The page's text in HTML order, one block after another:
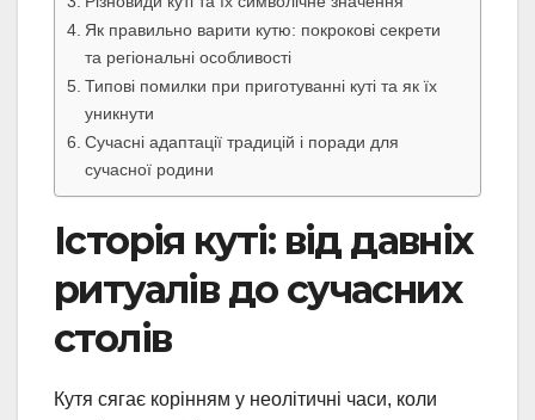
Як правильно варити кутю: покрокові секрети
та регіональні особливості
Типові помилки при приготуванні куті та як їх
уникнути
Сучасні адаптації традицій і поради для
сучасної родини
Історія куті: від давніх
ритуалів до сучасних
столів
Кутя сягає корінням у неолітичні часи, коли